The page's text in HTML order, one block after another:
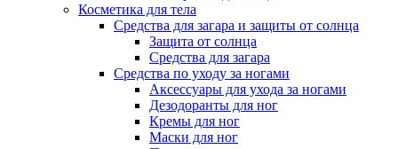
Косметика для тела
Средства для загара и защиты от солнца
Защита от солнца
Средства для загара
Средства по уходу за ногами
Аксессуары для ухода за ногами
Дезодоранты для ног
Кремы для ног
Маски для ног